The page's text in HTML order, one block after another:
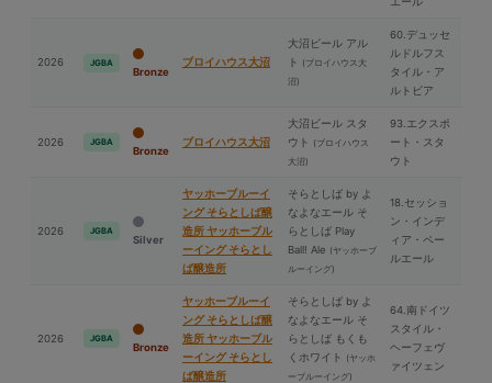
2026 JGBA
Bronze
ブロイハウス⼤沼
⼤沼ビール アル
ト (ブロイハウス⼤
沼)
60.デュッセ
ルドルフス
タイル・ア
ルトビア
2026 JGBA
Bronze
ブロイハウス⼤沼
⼤沼ビール スタ
ウト (ブロイハウス
⼤沼)
93.エクスポ
ート・スタ
ウト
2026 JGBA
Silver
ヤッホーブルーイ
ング そらとしば醸
造所 ヤッホーブル
ーイング そらとし
ば醸造所
そらとしば by よ
なよなエール そ
らとしば Play
Ball! Ale (ヤッホーブ
ルーイング)
18.セッショ
ン・インデ
ィア・ペー
ルエール
2026 JGBA
Bronze
ヤッホーブルーイ
ング そらとしば醸
造所 ヤッホーブル
ーイング そらとし
ば醸造所
そらとしば by よ
なよなエール そ
らとしば もくも
くホワイト (ヤッホ
ーブルーイング)
64.南ドイツ
スタイル・
ヘーフェヴ
ァイツェン